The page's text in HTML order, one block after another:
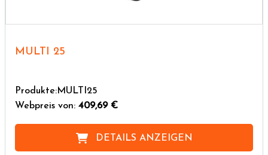
MULTI 25
Produkte:MULTI25
Webpreis von: 409,69 €
DETAILS ANZEIGEN